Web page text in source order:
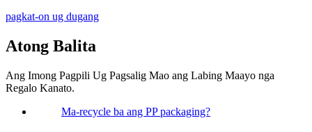
pagkat-on ug dugang
Atong Balita
Ang Imong Pagpili Ug Pagsalig Mao ang Labing Maayo nga
Regalo Kanato.
Ma-recycle ba ang PP packaging?